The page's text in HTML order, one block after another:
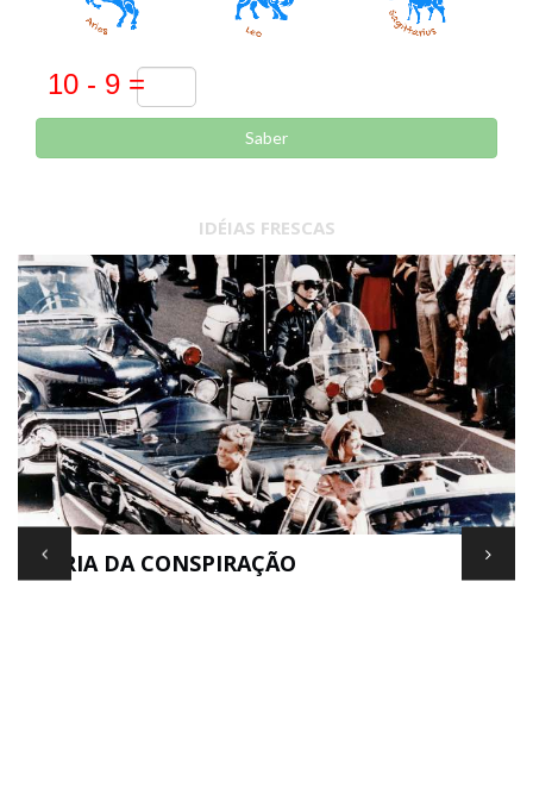
Saber
IDÉIAS FRESCAS
TEORIA DA CONSPIRAÇÃO